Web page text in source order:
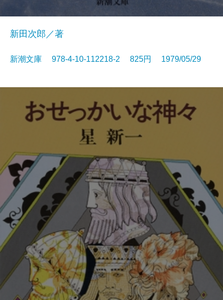
新田次郎／著
新潮文庫 978-4-10-112218-2 825円 1979/05/29